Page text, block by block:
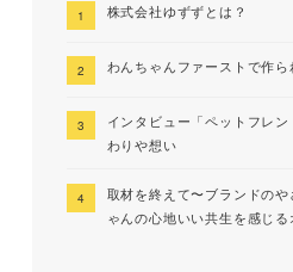
株式会社ゆずずとは？
わんちゃんファーストで作ら
インタビュー「ペットフレ
わりや想い
取材を終えて〜ブランドの
ゃんの心地いい共生を感じ